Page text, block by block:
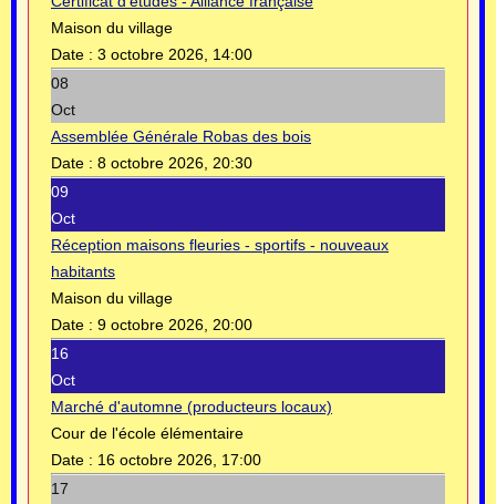
Maison du village
Date : 3 octobre 2026, 14:00
08
Oct
Assemblée Générale Robas des bois
Date : 8 octobre 2026, 20:30
09
Oct
Réception maisons fleuries - sportifs - nouveaux
habitants
Maison du village
Date : 9 octobre 2026, 20:00
16
Oct
Marché d'automne (producteurs locaux)
Cour de l'école élémentaire
Date : 16 octobre 2026, 17:00
17